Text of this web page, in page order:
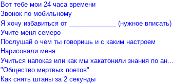
Вот тебе мои 24 часа времени
Звонок по мобильному
Я хочу избавиться от _____________ (нужное вписать)
Учите меня семеро
Послушай о чем ты говоришь и с каким настроем
Нарисовали меня
Учиться напоказ или как мы хакатонили знания по ан...
"Общество мертвых поетов"
Как снять штаны за 2 секунды